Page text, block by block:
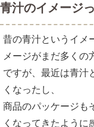
青汁のイメージ
昔の青汁というイメ
メージがまだ多くの
ですが、最近は青汁
くなったし、
商品のパッケージも
くなってきたように